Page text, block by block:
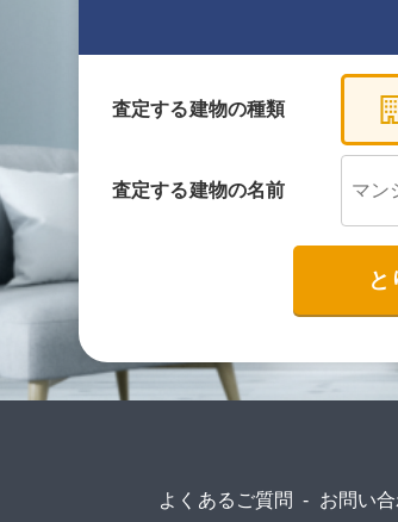
査定する建物の種類
査定する建物の名前
と
よくあるご質問 - お問い